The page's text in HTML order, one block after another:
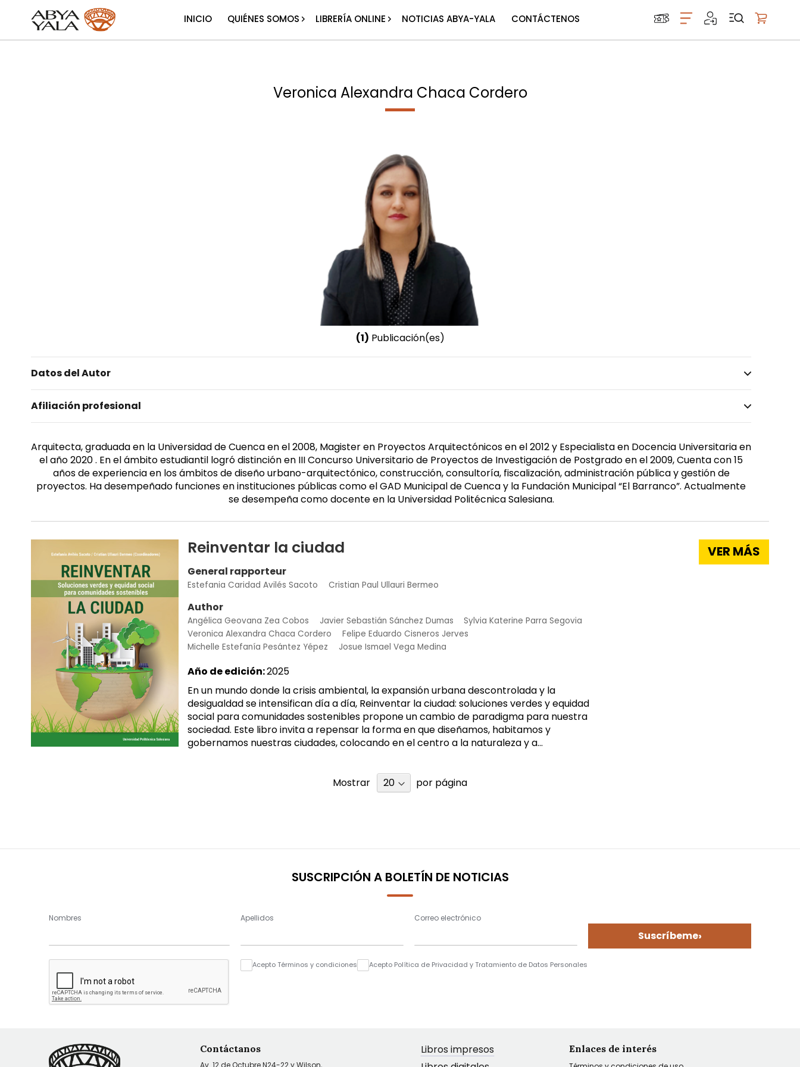
INICIO QUIÉNES SOMOS LIBRERÍA ONLINE NOTICIAS ABYA-YALA CONTÁCTENOS
Veronica Alexandra Chaca Cordero
(1) Publicación(es)
Datos del Autor
Femenino
Afiliación profesional
Arquitecta, graduada en la Universidad de Cuenca en el 2008, Magister en Proyectos Arquitectónicos en el 2012 y Especialista en Docencia Universitaria en
el año 2020 . En el ámbito estudiantil logró distinción en III Concurso Universitario de Proyectos de Investigación de Postgrado en el 2009, Cuenta con 15
años de experiencia en los ámbitos de diseño urbano-arquitectónico, construcción, consultoría, fiscalización, administración pública y gestión de
proyectos. Ha desempeñado funciones en instituciones públicas como el GAD Municipal de Cuenca y la Fundación Municipal “El Barranco”. Actualmente
se desempeña como docente en la Universidad Politécnica Salesiana.
Reinventar la ciudad
General rapporteur
Estefania Caridad Avilés Sacoto Cristian Paul Ullauri Bermeo
Author
Angélica Geovana Zea Cobos Javier Sebastián Sánchez Dumas
Sylvia Katerine Parra Segovia
Veronica Alexandra Chaca Cordero
Felipe Eduardo Cisneros Jerves
Michelle Estefanía Pesántez Yépez
Josue Ismael Vega Medina
Año de edición:2025
En un mundo donde la crisis ambiental, la expansión urbana descontrolada y la
desigualdad se intensifican día a día, Reinventar la ciudad: soluciones verdes y equidad
social para comunidades sostenibles propone un cambio de paradigma para nuestra
sociedad. Este libro invita a repensar la forma en que diseñamos, habitamos y
gobernamos nuestras ciudades, colocando en el centro a la naturaleza y a...
VER MÁS
Mostrar por página
SUSCRIPCIÓN A BOLETÍN DE NOTICIAS
Nombres Apellidos Correo electrónico
Suscríbeme›
Acepto Términos y condiciones Acepto Política de Privacidad y Tratamiento de Datos Personales
Contáctanos
Av. 12 de Octubre N24-22 y Wilson,
Libros impresos
Enlaces de interés